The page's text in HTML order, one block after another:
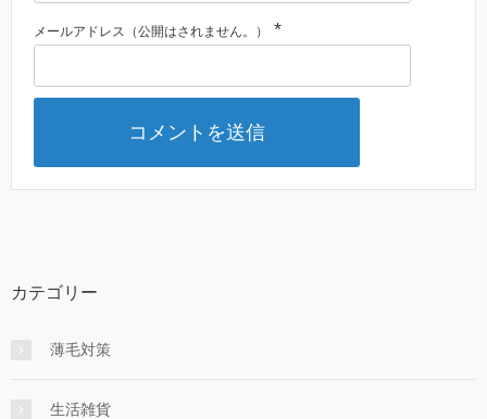
メールアドレス（公開はされません。） *
カテゴリー
薄毛対策
生活雑貨